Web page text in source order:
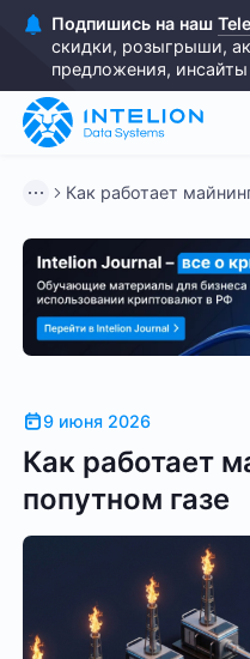
Подпишись на наш
скидки, розыгрыши,
предложения, инсайты
Как работает
9 июня 2026
Как работает
попутном газе